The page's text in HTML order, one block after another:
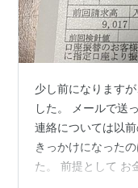
少し前になります
した。 メールで送
連絡については以
きっかけになった
た。 前提として お